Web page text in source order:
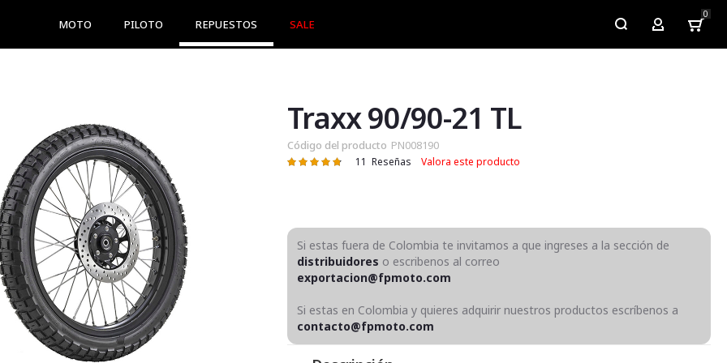
MOTO PILOTO REPUESTOS SALE My Account
0
Traxx 90/90-21 TL
Código del producto PN008190
Valoración: 11 Reseñas Valora este producto
Si estas fuera de Colombia te invitamos a que ingreses a la sección de
distribuidores o escribenos al correo
exportacion@fpmoto.com
Si estas en Colombia y quieres adquirir nuestros productos escríbenos a
contacto@fpmoto.com